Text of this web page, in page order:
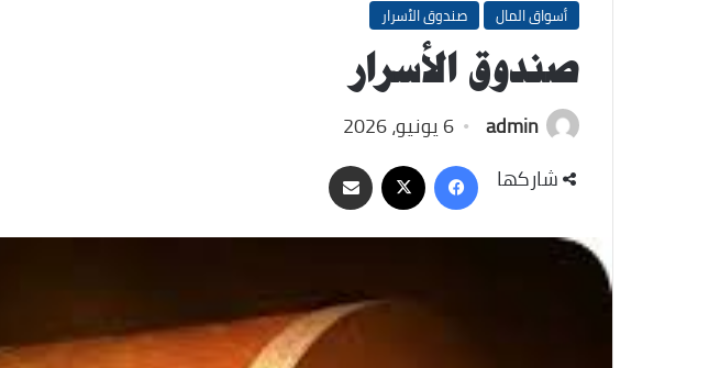
أسواق المال صندوق الأسرار
صندوق الأسرار
admin 6 يونيو، 2026
شاركها
فيسبوك
‫X مشاركة
عبر
البريد